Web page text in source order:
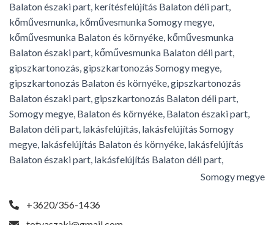
Balaton északi part, kerítésfelújítás Balaton déli part,
kőművesmunka, kőművesmunka Somogy megye,
kőművesmunka Balaton és környéke, kőművesmunka
Balaton északi part, kőművesmunka Balaton déli part,
gipszkartonozás, gipszkartonozás Somogy megye,
gipszkartonozás Balaton és környéke, gipszkartonozás
Balaton északi part, gipszkartonozás Balaton déli part,
Somogy megye, Balaton és környéke, Balaton északi part,
Balaton déli part, lakásfelújítás, lakásfelújítás Somogy
megye, lakásfelújítás Balaton és környéke, lakásfelújítás
Balaton északi part, lakásfelújítás Balaton déli part,
Somogy megye
+3620/356-1436